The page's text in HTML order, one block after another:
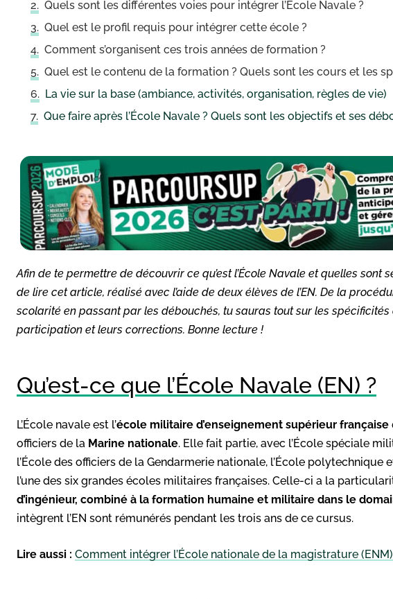
Quels sont les différentes voies pour intégrer l’École Navale ?
Quel est le profil requis pour intégrer cette école ?
Comment s’organisent ces trois années de formation ?
Quel est le contenu de la formation ? Quels sont les cours et les
La vie sur la base (ambiance, activités, organisation, règles de vie)
Que faire après l’École Navale ? Quels sont les objectifs et ses
Afin de te permettre de découvrir ce qu’est l’École Navale et quelles sont
de lire cet article, réalisé avec l’aide de deux élèves de l’EN. De la
scolarité en passant par les débouchés, tu sauras tout sur les
participation et leurs corrections. Bonne lecture !
Qu’est-ce que l’École Navale (EN) ?
L’École navale est l’école militaire d’enseignement supérieur française
officiers de la Marine nationale. Elle fait partie, avec l’École spéciale
l’École des officiers de la Gendarmerie nationale, l’École polytechnique
l’une des six grandes écoles militaires françaises. Celle-ci a la
d’ingénieur, combiné à la formation humaine et militaire dans le
intègrent l’EN sont rémunérés pendant les trois ans de ce cursus.
Lire aussi : Comment intégrer l’École nationale de la magistrature